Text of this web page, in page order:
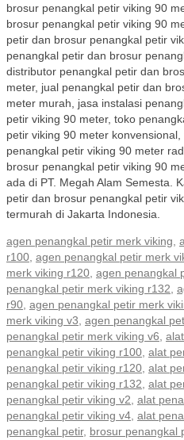
brosur penangkal petir viking 90
brosur penangkal petir viking 90
petir dan brosur penangkal petir
penangkal petir dan brosur
distributor penangkal petir dan
meter, jual penangkal petir dan
meter murah, jasa instalasi
petir viking 90 meter, toko
petir viking 90 meter
penangkal petir viking 90 meter
brosur penangkal petir viking 90
ada di PT. Megah Alam Semesta.
petir dan brosur penangkal petir
termurah di Jakarta Indonesia.
agen penangkal petir merk viking,
r100, agen penangkal petir merk
merk viking r120, agen penangkal
penangkal petir merk viking r132,
r90, agen penangkal petir merk
merk viking v3, agen penangkal
penangkal petir merk viking v6,
penangkal petir viking r100, alat
penangkal petir viking r120, alat
penangkal petir viking r132, alat
penangkal petir viking v2, alat
penangkal petir viking v4, alat
penangkal petir, brosur penangkal